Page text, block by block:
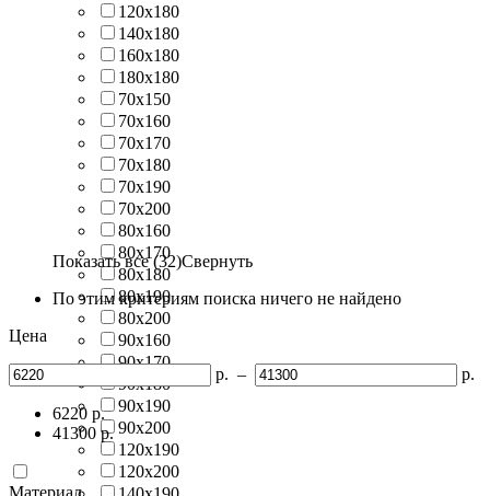
120х180
140х180
160х180
180х180
70х150
70х160
70х170
70х180
70х190
70х200
80х160
80х170
80х180
80х190
80х200
90х160
90х170
90х180
90х190
90х200
120х190
120х200
Показать все (32)Свернуть
По этим критериям поиска ничего не найдено
Цена
р. – р.
6220 р.
41300 р.
Материал